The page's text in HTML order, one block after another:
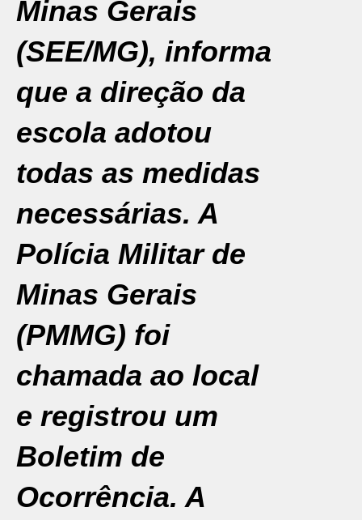
Minas Gerais
(SEE/MG), informa
que a direção da
escola adotou
todas as medidas
necessárias. A
Polícia Militar de
Minas Gerais
(PMMG) foi
chamada ao local
e registrou um
Boletim de
Ocorrência. A